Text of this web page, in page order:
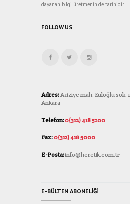
dayanan bilgi üretmenin de tarihidir.
FOLLOW US
Adres: Aziziye mah. Kuloğlu sok.
Ankara
Telefon:0(312) 418 5200
Fax:0(312) 418 5000
E-Posta:info@heretik.com.tr
E-BÜLTEN ABONELIĞI